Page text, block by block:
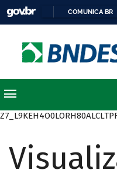
COMUNICA BR